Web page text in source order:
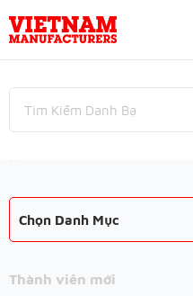
Chọn Danh Mục
Thành viên mới